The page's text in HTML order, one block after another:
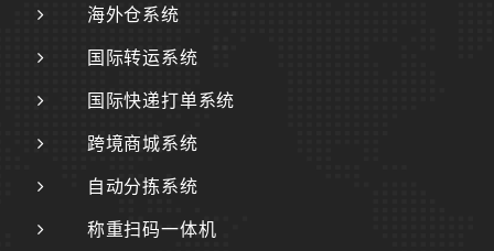
海外仓系统
国际转运系统
国际快递打单系统
跨境商城系统
自动分拣系统
称重扫码一体机